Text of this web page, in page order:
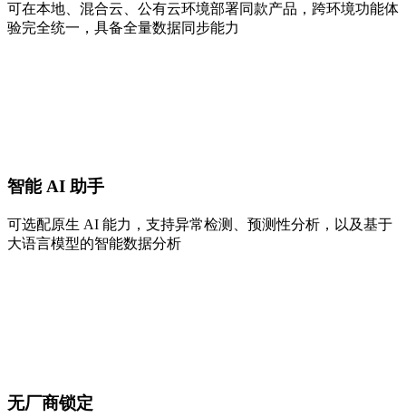
可在本地、混合云、公有云环境部署同款产品，跨环境功能体
验完全统一，具备全量数据同步能力
智能 AI 助手
可选配原生 AI 能力，支持异常检测、预测性分析，以及基于
大语言模型的智能数据分析
无厂商锁定